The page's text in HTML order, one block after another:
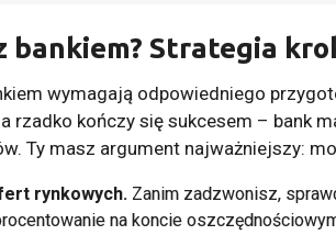
bankiem? Strategia
wymagają odpowiedniego
rzadko kończy się sukcesem – bank
Ty masz argument najważniejszy:
rynkowych. Zanim zadzwonisz,
na koncie